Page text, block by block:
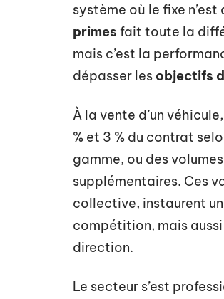
système où le fixe
primes fait toute la
mais c’est la
dépasser les objectifs
À la vente d’un
% et 3 % du contrat
gamme, ou des
supplémentaires. Ces
collective, instaurent
compétition, mais
direction.
Le secteur s’est